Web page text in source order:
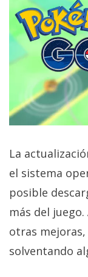
digital donde
encontrarás
todas las
noticias sobre
tecnología,
móviles,
ordenadores,
informática,
videojuegos,
comparativas,
El Grupo
Informático
(CC) 2006-
2026.
derechos
reservados
La
el sistema
posible
más del
otras
solventando